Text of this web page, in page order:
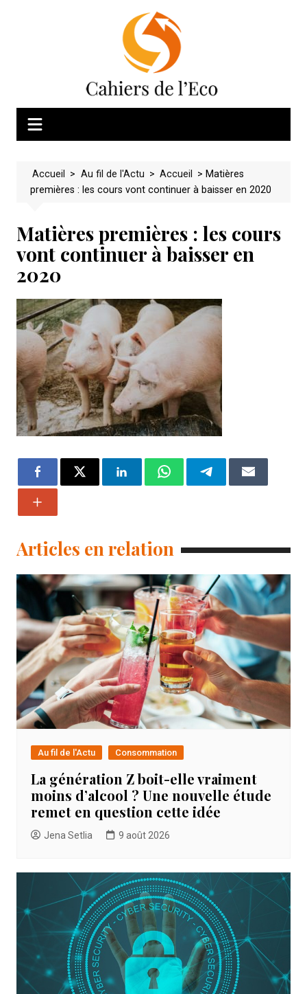
Accueil > Au fil de l'Actu > Accueil > Matières
premières : les cours vont continuer à baisser en 2020
Matières premières : les cours
vont continuer à baisser en
2020
Articles en relation
Au fil de l'Actu Consommation
La génération Z boit-elle vraiment
moins d’alcool ? Une nouvelle étude
remet en question cette idée
Jena Setlia 9 août 2026